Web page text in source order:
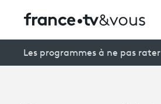
Les programmes à ne pas rater